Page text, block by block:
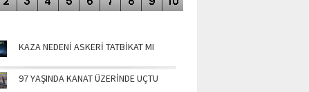
KAZA NEDENİ ASKERİ TATBİKAT MI
97 YAŞINDA KANAT ÜZERİNDE UÇTU